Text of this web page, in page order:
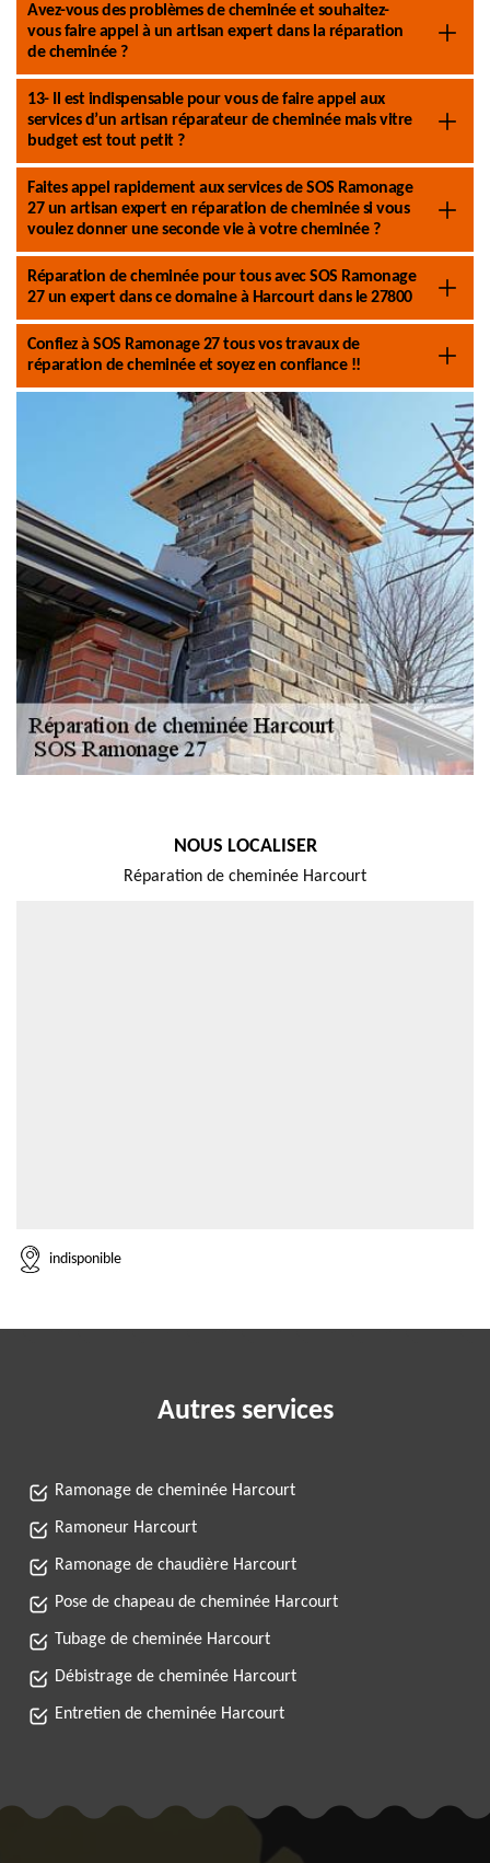
Avez-vous des problèmes de cheminée et souhaitez-
vous faire appel à un artisan expert dans la réparation
de cheminée ?
13- Il est indispensable pour vous de faire appel aux
services d’un artisan réparateur de cheminée mais vitre
budget est tout petit ?
Faites appel rapidement aux services de SOS Ramonage
27 un artisan expert en réparation de cheminée si vous
voulez donner une seconde vie à votre cheminée ?
Réparation de cheminée pour tous avec SOS Ramonage
27 un expert dans ce domaine à Harcourt dans le 27800
Confiez à SOS Ramonage 27 tous vos travaux de
réparation de cheminée et soyez en confiance !!
NOUS LOCALISER
Réparation de cheminée Harcourt
indisponible
Autres services
Ramonage de cheminée Harcourt
Ramoneur Harcourt
Ramonage de chaudière Harcourt
Pose de chapeau de cheminée Harcourt
Tubage de cheminée Harcourt
Débistrage de cheminée Harcourt
Entretien de cheminée Harcourt